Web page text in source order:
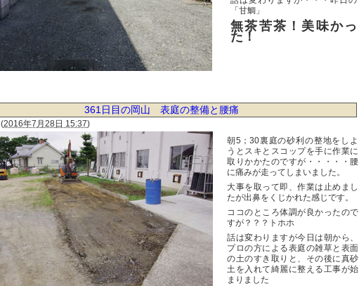
「甘鯛」
無茶苦茶！美味かっ
た！
361日目の岡山 表庭の整備と腰痛
(2016年7月28日 15:37)
朝5；30裏庭の砂利の整地をしよ
うとスキとスコップを手に作業に
取りかかたのですが・・・・・腰
に痛みが走ってしまいました。
大事を取って即、作業は止めまし
たが出鼻をくじかれた感じです。
ココのところ体調が良かったので
すが？？？トホホ
話は変わりますが今日は朝から、
プロの方による表庭の雑草と表面
の土のすき取りと、その後に真砂
土を入れて綺麗に整える工事が始
まりました